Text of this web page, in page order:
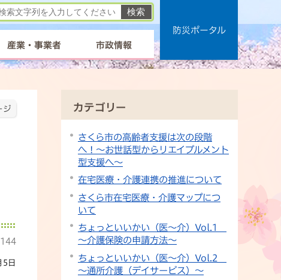
産業・事業者 市政情報
防災ポータル
ジ
5日
カテゴリー
さくら市の高齢者支援は次の段階
へ！～お世話型からリエイブルメント
型支援へ～
在宅医療・介護連携の推進について
さくら市在宅医療・介護マップにつ
いて
ちょっといいかい（医～介）Vol.1
～介護保険の申請方法～
ちょっといいかい（医～介）Vol.2
～通所介護（デイサービス）～